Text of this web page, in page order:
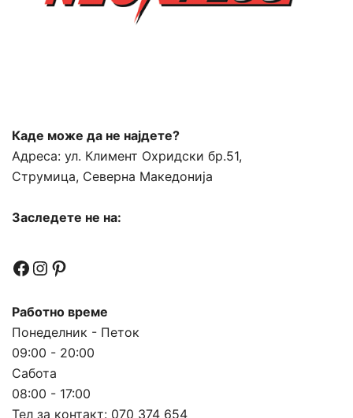
Каде може да не најдете?
Адреса: ул. Климент Охридски бр.51,
Струмица, Северна Македонија
Заследете не на:
Facebook
Instagram
Pinterest
Работно време
Понеделник - Петок
09:00 - 20:00
Сабота
08:00 - 17:00
Тел за контакт: 070 374 654